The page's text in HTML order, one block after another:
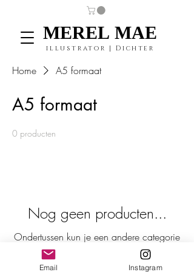
illustrator | Dichter
MEREL MAE
MEREL MAE
Home A5 formaat
A5 formaat
0 producten
Nog geen producten...
Ondertussen kun je een andere categorie
kiezen om verder te gaan met winkelen.
Email Instagram